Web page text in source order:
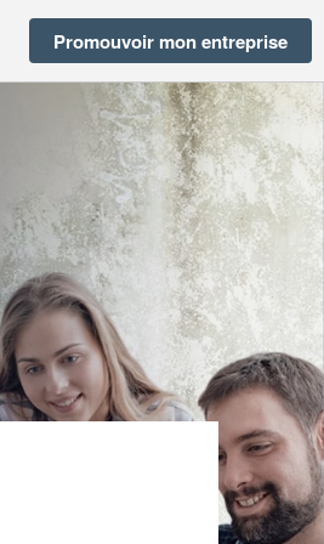
Promouvoir mon entreprise